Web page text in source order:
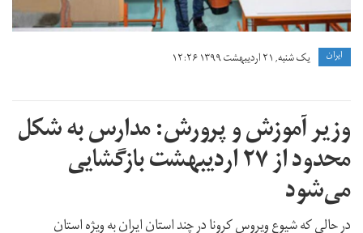
ايران یک شنبه, ۲۱ اردیبهشت ۱۳۹۹ ۱۲:۲۶
وزیر آموزش و پرورش: مدارس به شکل
محدود از ۲۷ اردیبهشت بازگشایی
می‌شود